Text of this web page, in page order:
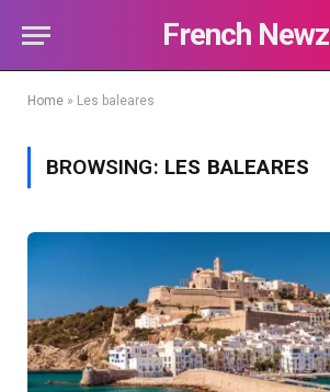
French Newz
Home » Les baleares
BROWSING: LES BALEARES